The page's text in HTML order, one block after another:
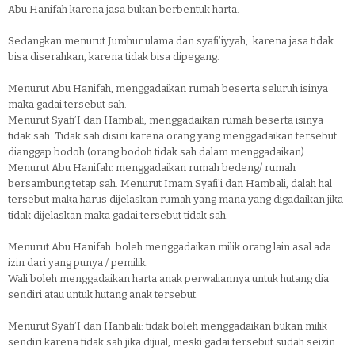
Abu Hanifah karena jasa bukan berbentuk harta.
Sedangkan menurut Jumhur ulama dan syafi’iyyah, karena jasa tidak
bisa diserahkan, karena tidak bisa dipegang.
Menurut Abu Hanifah, menggadaikan rumah beserta seluruh isinya
maka gadai tersebut sah.
Menurut Syafi’I dan Hambali, menggadaikan rumah beserta isinya
tidak sah. Tidak sah disini karena orang yang menggadaikan tersebut
dianggap bodoh (orang bodoh tidak sah dalam menggadaikan).
Menurut Abu Hanifah: menggadaikan rumah bedeng/ rumah
bersambung tetap sah. Menurut Imam Syafi’i dan Hambali, dalah hal
tersebut maka harus dijelaskan rumah yang mana yang digadaikan jika
tidak dijelaskan maka gadai tersebut tidak sah.
Menurut Abu Hanifah: boleh menggadaikan milik orang lain asal ada
izin dari yang punya / pemilik.
Wali boleh menggadaikan harta anak perwaliannya untuk hutang dia
sendiri atau untuk hutang anak tersebut.
Menurut Syafi’I dan Hanbali: tidak boleh menggadaikan bukan milik
sendiri karena tidak sah jika dijual, meski gadai tersebut sudah seizin